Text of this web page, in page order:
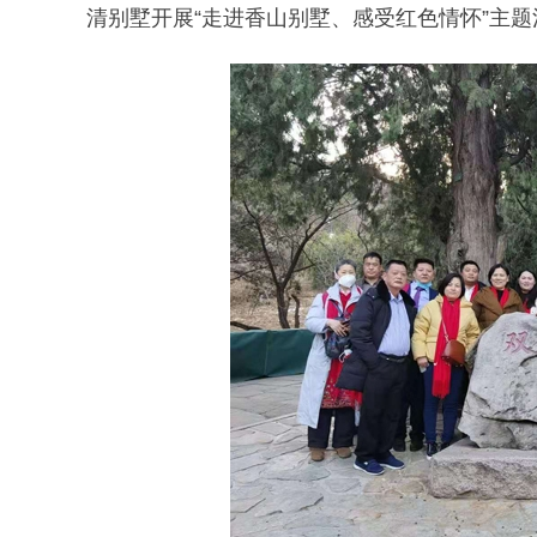
清别墅开展“走进香山别墅、感受红色情怀”主